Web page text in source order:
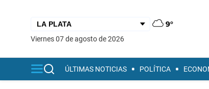
9°
viernes 07 de agosto de 2026
ÚLTIMAS NOTICIAS POLÍTICA